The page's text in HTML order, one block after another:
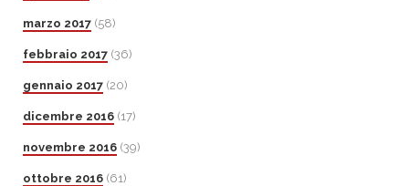
marzo 2017 (58)
febbraio 2017 (36)
gennaio 2017 (20)
dicembre 2016 (17)
novembre 2016 (39)
ottobre 2016 (61)